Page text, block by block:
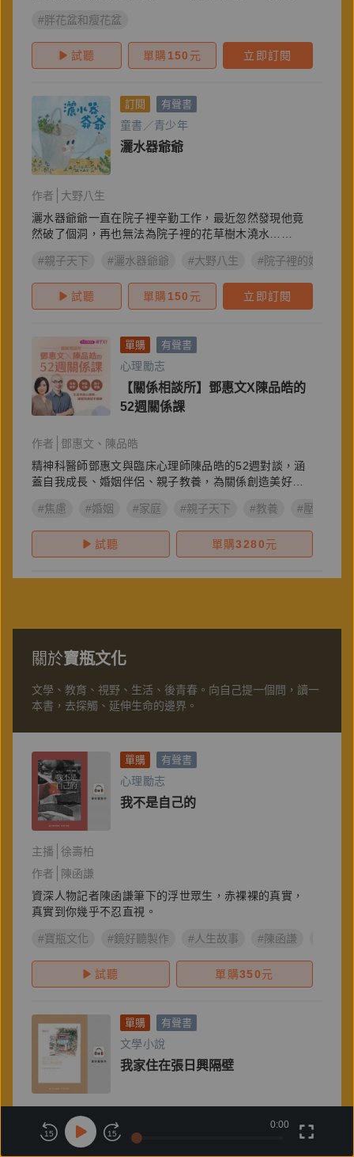
#胖花盆和瘦花盆
試聽 單購150 元 立即訂閱
訂閱 有聲書
童書／青少年
灑水器爺爺
作者
大野八生
灑水器爺爺一直在院子裡辛勤工作，最近忽然發現他竟
然破了個洞，再也無法為院子裡的花草樹木澆水……
#親子天下 #灑水器爺爺 #大野八生 #院子裡的好朋友
試聽 單購150 元 立即訂閱
單購 有聲書
心理勵志
【關係相談所】鄧惠文X陳品皓的
52週關係課
作者 鄧惠文
陳品皓
精神科醫師鄧惠文與臨床心理師陳品皓的52週對談，涵
蓋自我成長、婚姻伴侶、親子教養，為關係創造美好連
#焦慮
#婚姻 #家庭 #親子天下 #教養 #壓力
試聽 單購3280元
關於寶瓶文化
文學、教育、視野、生活、後青春。向自己提一個問，讀一
本書，去探觸、延伸生命的邊界。
單購 有聲書
心理勵志
我不是自己的
主播
徐壽柏
作者
陳函謙
資深人物記者陳函謙筆下的浮世眾生，赤裸裸的真實，
真實到你幾乎不忍直視。
#寶瓶文化 #鏡好聽製作 #人生故事 #陳函謙
試聽 單購350元
單購 有聲書
文學小說
我家住在張日興隔壁
張怡沁
作者
楊双子
15 15
0:00